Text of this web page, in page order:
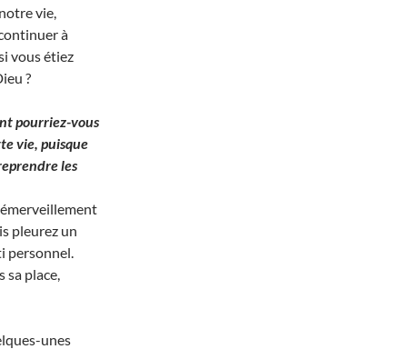
vie,
à
vous étiez
?
pourriez-vous
vie, puisque
les
émerveillement
pleurez un
personnel.
sa place,
unes